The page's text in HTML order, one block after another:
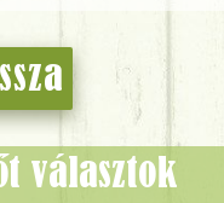
választok